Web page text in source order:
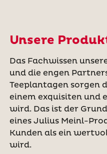
Unsere
Das Fachwissen
und die engen
Teeplantagen sorgen
einem exquisiten und
wird. Das ist der
eines Julius Meinl-
Kunden als ein
wird.